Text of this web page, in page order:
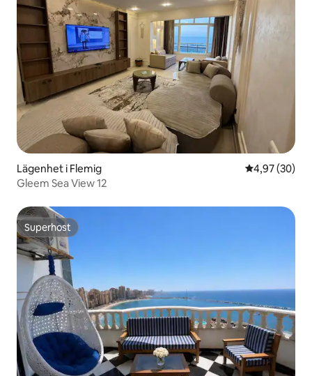
Lägenhet i Flemig 4,97 av 5 i
4,97 (30)
Gleem Sea View 12
Superhost
Superhost